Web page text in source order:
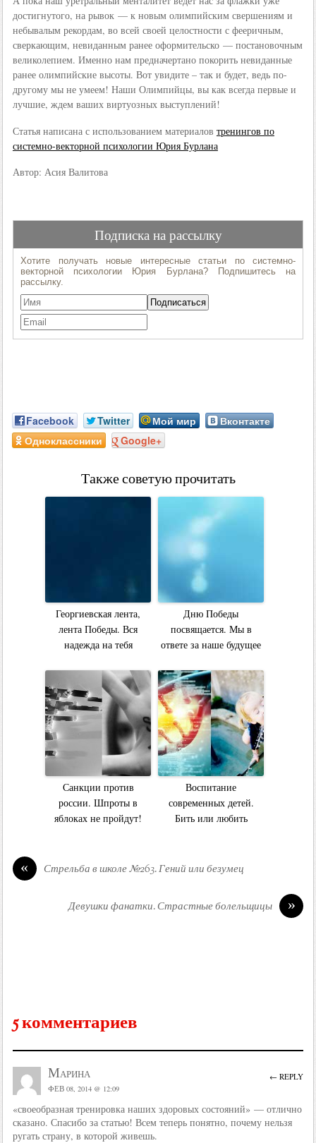
достигнутого, на рывок — к новым олимпийским свершениям и
небывалым рекордам, во всей своей целостности с фееричным,
сверкающим, невиданным ранее оформительско — постановочным
великолепием. Именно нам предначертано покорить невиданные
ранее олимпийские высоты. Вот увидите – так и будет, ведь по-
другому мы не умеем! Наши Олимпийцы, вы как всегда первые и
лучшие, ждем ваших виртуозных выступлений!
Статья написана с использованием материалов тренингов по
системно-векторной психологии Юрия Бурлана
Автор: Асия Валитова
Facebook Twitter Мой мир
Вконтакте
Одноклассники
Google+
Также советую прочитать
Георгиевская лента,
лента Победы. Вся
надежда на тебя
Дню Победы
посвящается. Мы в
ответе за наше будущее
Санкции против
россии. Шпроты в
яблоках не пройдут!
Воспитание
современных детей.
Бить или любить
« Стрельба в школе №263. Гений или безумец
»
Девушки фанатки. Страстные болельщицы
5 комментариев
Марина
ФЕВ 08, 2014 @ 12:09
«своеобразная тренировка наших здоровых состояний» — отлично
сказано. Спасибо за статью! Всем теперь понятно, почему нельзя
ругать страну, в которой живешь.
← REPLY